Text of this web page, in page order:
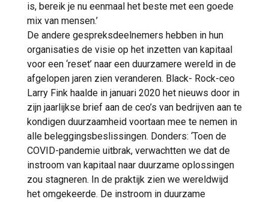
is, bereik je nu eenmaal het beste met een goede
mix van mensen.’
De andere gespreksdeelnemers hebben in hun
organisaties de visie op het inzetten van kapitaal
voor een ‘reset’ naar een duurzamere wereld in de
afgelopen jaren zien veranderen. Black- Rock-ceo
Larry Fink haalde in januari 2020 het nieuws door in
zijn jaarlijkse brief aan de ceo’s van bedrijven aan te
kondigen duurzaamheid voortaan mee te nemen in
alle beleggingsbeslissingen. Donders: ‘Toen de
COVID-pandemie uitbrak, verwachtten we dat de
instroom van kapitaal naar duurzame oplossingen
zou stagneren. In de praktijk zien we wereldwijd
het omgekeerde. De instroom in duurzame